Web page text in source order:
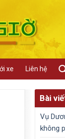
xe Liên hệ
Bài
Vụ
không